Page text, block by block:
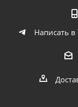
Написать в